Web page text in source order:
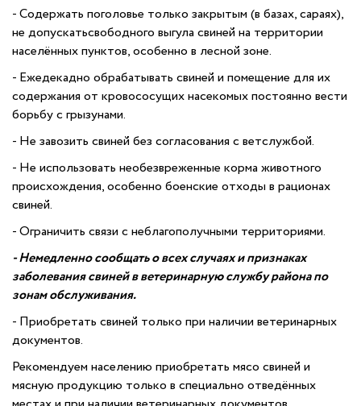
- Содержать поголовье только закрытым (в базах, сараях),
не допускатьсвободного выгула свиней на территории
населённых пунктов, особенно в лесной зоне.
- Ежедекадно обрабатывать свиней и помещение для их
содержания от кровососущих насекомых постоянно вести
борьбу с грызунами.
- Не завозить свиней без согласования с ветслужбой.
- Не использовать необезвреженные корма животного
происхождения, особенно боенские отходы в рационах
свиней.
- Ограничить связи с неблагополучными территориями.
- Немедленно сообщать о всех случаях и признаках
заболевания свиней в ветеринарную службу района по
зонам обслуживания.
- Приобретать свиней только при наличии ветеринарных
документов.
Рекомендуем населению приобретать мясо свиней и
мясную продукцию только в специально отведённых